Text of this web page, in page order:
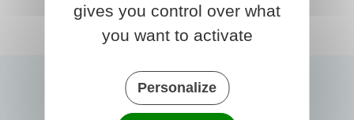
gives you control over what
you want to activate
Personalize